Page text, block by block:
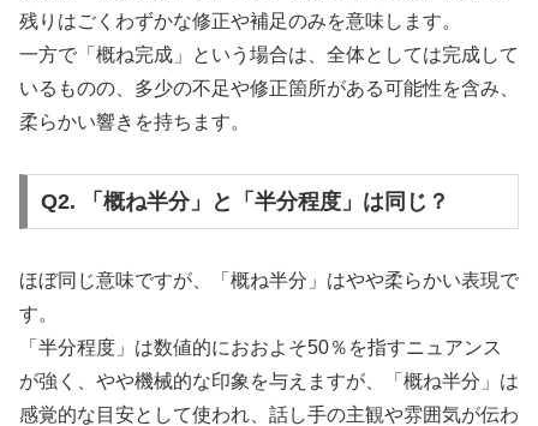
残りはごくわずかな修正や補足のみを意味します。
一方で「概ね完成」という場合は、全体としては完成して
いるものの、多少の不足や修正箇所がある可能性を含み、
柔らかい響きを持ちます。
Q2. 「概ね半分」と「半分程度」は同じ？
ほぼ同じ意味ですが、「概ね半分」はやや柔らかい表現で
す。
「半分程度」は数値的におおよそ50％を指すニュアンス
が強く、やや機械的な印象を与えますが、「概ね半分」は
感覚的な目安として使われ、話し手の主観や雰囲気が伝わ